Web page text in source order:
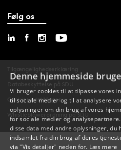
Følg os
Tilgængelighedserklæring
Databeskyttelse på SDU
Cookie-indstillinger
Whistleblowerordning på SDU
Denne hjemmeside
Vi bruger cookies til at tilpasse vores
til sociale medier og til at analysere
oplysninger om din brug af vores
for sociale medier og
disse data med andre oplysninger, du
indsamlet fra din brug af deres
via "Vis detaljer" neden for. Læs mere